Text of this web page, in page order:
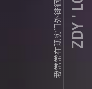
我常常在现实门外徘徊...